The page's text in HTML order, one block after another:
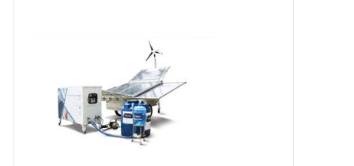
Hướng dẫn lựa chọn máy lọc nước Gia ...